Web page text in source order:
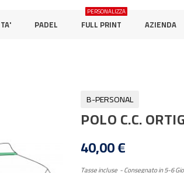
PADEL FULL PRINT
PERSONALIZZA
AZIENDA
B-PERSONAL
POLO C.C.
40,00 €
Tasse incluse Consegnato in 5-6